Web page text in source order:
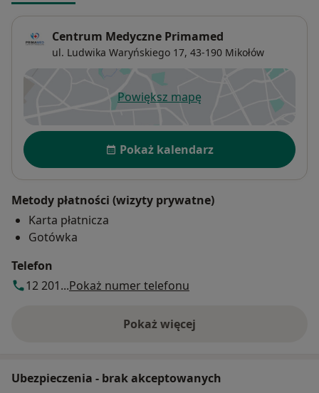
Centrum Medyczne Primamed
ul. Ludwika Waryńskiego 17, 43-190 Mikołów
Powiększ mapęotwiera się w nowej karcie
Dostępność
Pokaż kalendarz
Metody płatności (wizyty prywatne)
Karta płatnicza
Gotówka
Telefon
12 201...Pokaż numer telefonu
Pokaż więcej
o adresie
Ubezpieczenia - brak akceptowanych